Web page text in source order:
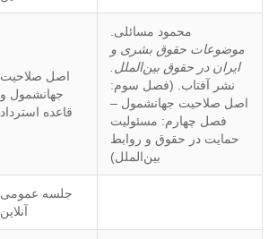
اصل صلاحیت
جهانشمول و
قاعده استرداد
محمود مسائلی.
موضوعات حقوق بشری و
ایران در حقوق بین‌الملل.
نشر آفتاب. (فصل سوم:
اصل صلاحیت جهانشمول –
فصل چهارم: مسئولیت
حمایت در حقوق و روابط
بین‌الملل)
جلسه عمومی
آنلاین